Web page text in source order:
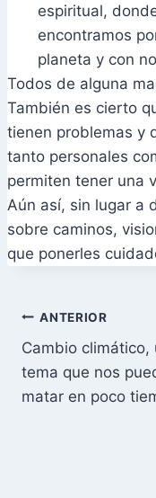
espiritual,
encontramos
planeta y con
Todos de alguna
También es cierto
tienen problemas y
tanto personales
permiten tener una
Aún así, sin lugar a
sobre caminos,
que ponerles
Navegación
de
entradas
ANTERIOR
Cambio climático,
tema que nos
matar en poco